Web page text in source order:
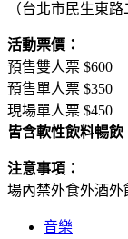
（台北市民生東
活動票價：
預售雙人票 $600
預售單人票 $350
現場單人票 $450
皆含軟性飲料暢飲
注意事項：
場內禁外食外酒外
音樂